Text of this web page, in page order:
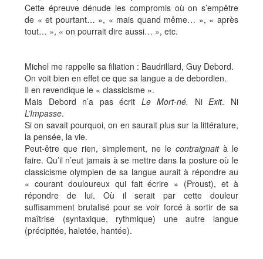
Cette épreuve dénude les compromis où on s’empêtre
de « et pourtant… », « mais quand même… », « après
tout… », « on pourrait dire aussi… », etc.
Michel me rappelle sa filiation : Baudrillard, Guy Debord.
On voit bien en effet ce que sa langue a de debordien.
Il en revendique le « classicisme ».
Mais Debord n’a pas écrit Le Mort-né. NiExit. Ni
L’Impasse.
Si on savait pourquoi, on en saurait plus sur la littérature,
la pensée, la vie.
Peut-être que rien, simplement, ne le contraignaità le
faire. Qu’il n’eut jamais à se mettre dans la posture où le
classicisme olympien de sa langue aurait à répondre au
« courant douloureux qui fait écrire » (Proust), et à
répondre de lui. Où il serait par cette douleur
suffisamment brutalisé pour se voir forcé à sortir de sa
maîtrise (syntaxique, rythmique) une autre langue
(précipitée, haletée, hantée).